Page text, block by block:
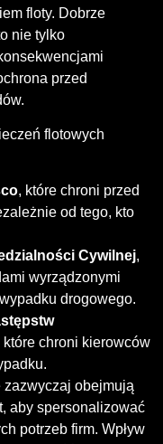
floty. Dobrze
nie tylko
przed
flotowych
, które chroni przed
od tego, kto
Cywilnej,
wyrządzonymi
drogowego.
które chroni kierowców
obejmują
aby spersonalizować
potrzeb firm. Wpływ